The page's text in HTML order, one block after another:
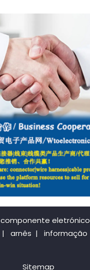
componente eletrónico
| arnês | informação
Sitemap